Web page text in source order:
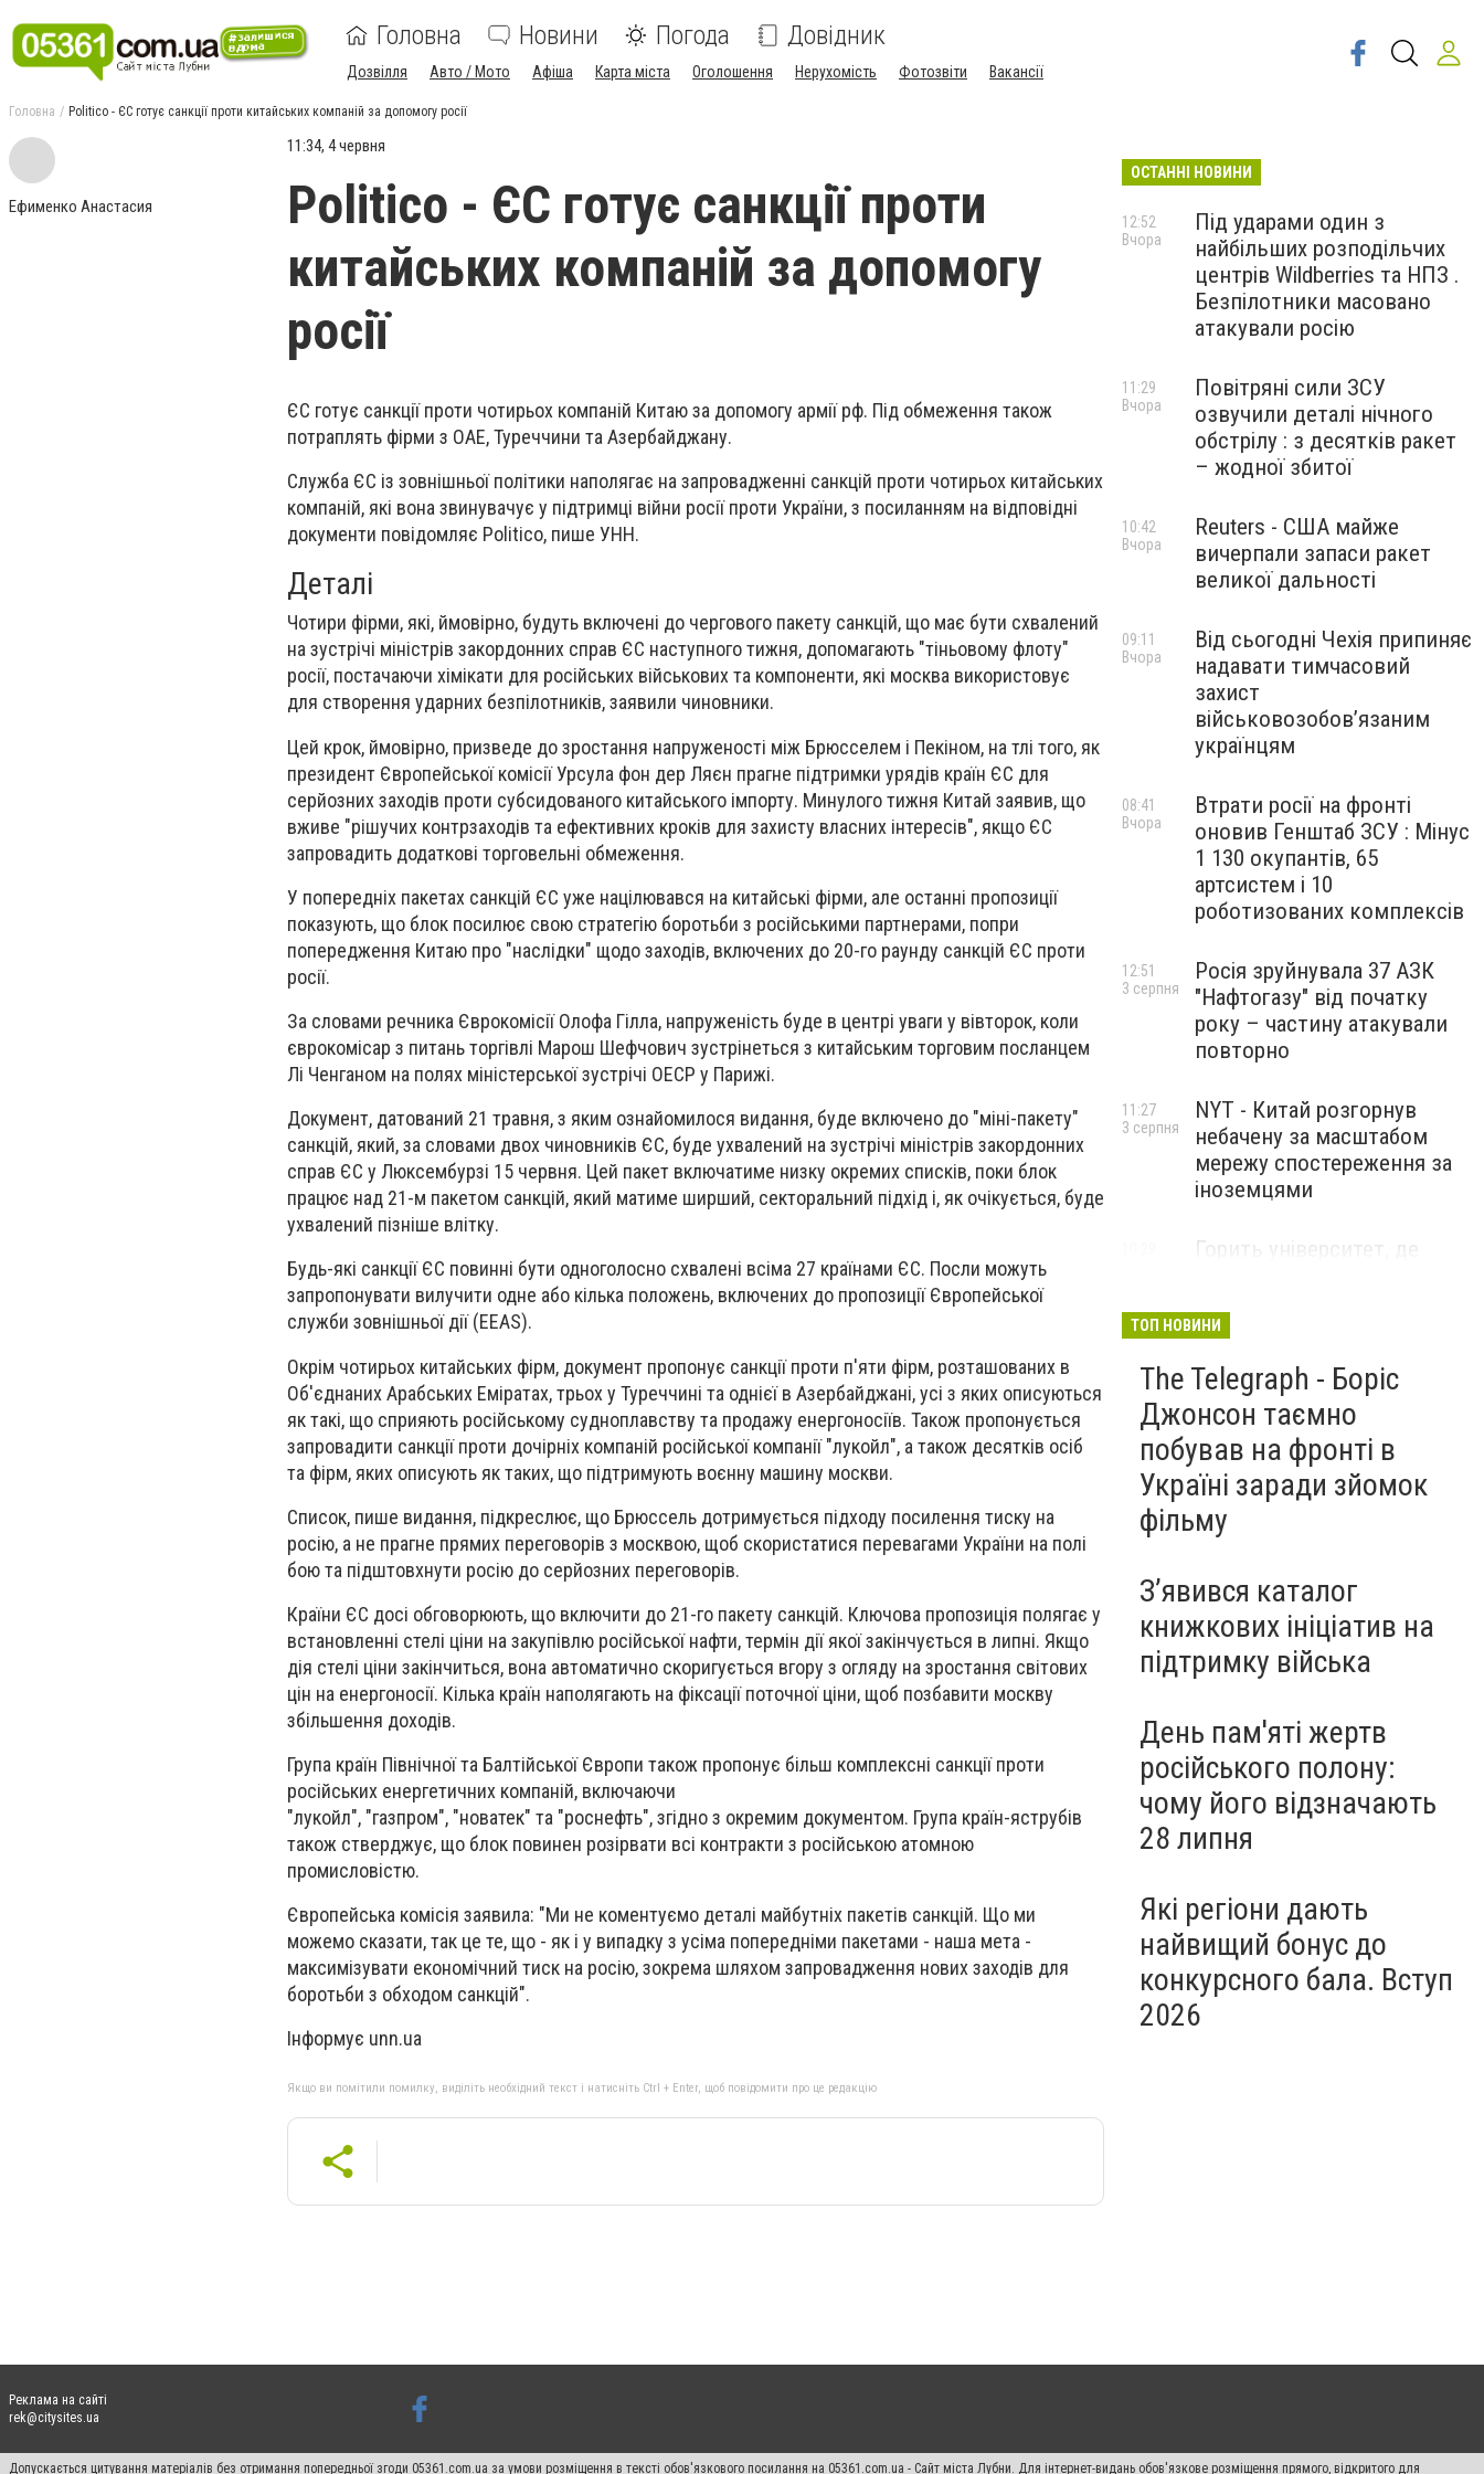
Головна Новини Погода Довідник
Дозвілля Авто / Мото Афіша Карта міста Оголошення Нерухомість Фотозвіти Вакансії
Головна Politico - ЄС готує санкції проти китайських компаній за допомогу росії
Ефименко Анастасия
11:34, 4 червня
Politico - ЄС готує санкції проти
китайських компаній за допомогу
росії
ЄС готує санкції проти чотирьох компаній Китаю за допомогу армії рф. Під обмеження також
потраплять фірми з ОАЕ, Туреччини та Азербайджану.
Служба ЄС із зовнішньої політики наполягає на запровадженні санкцій проти чотирьох китайських
компаній, які вона звинувачує у підтримці війни росії проти України, з посиланням на відповідні
документи повідомляє Politico, пише УНН.
Деталі
Чотири фірми, які, ймовірно, будуть включені до чергового пакету санкцій, що має бути схвалений
на зустрічі міністрів закордонних справ ЄС наступного тижня, допомагають "тіньовому флоту"
росії, постачаючи хімікати для російських військових та компоненти, які москва використовує
для створення ударних безпілотників, заявили чиновники.
Цей крок, ймовірно, призведе до зростання напруженості між Брюсселем і Пекіном, на тлі того, як
президент Європейської комісії Урсула фон дер Ляєн прагне підтримки урядів країн ЄС для
серйозних заходів проти субсидованого китайського імпорту. Минулого тижня Китай заявив, що
вживе "рішучих контрзаходів та ефективних кроків для захисту власних інтересів", якщо ЄС
запровадить додаткові торговельні обмеження.
У попередніх пакетах санкцій ЄС уже націлювався на китайські фірми, але останні пропозиції
показують, що блок посилює свою стратегію боротьби з російськими партнерами, попри
попередження Китаю про "наслідки" щодо заходів, включених до 20-го раунду санкцій ЄС проти
росії.
За словами речника Єврокомісії Олофа Гілла, напруженість буде в центрі уваги у вівторок, коли
єврокомісар з питань торгівлі Марош Шефчович зустрінеться з китайським торговим посланцем
Лі Ченганом на полях міністерської зустрічі ОЕСР у Парижі.
Документ, датований 21 травня, з яким ознайомилося видання, буде включено до "міні-пакету"
санкцій, який, за словами двох чиновників ЄС, буде ухвалений на зустрічі міністрів закордонних
справ ЄС у Люксембурзі 15 червня. Цей пакет включатиме низку окремих списків, поки блок
працює над 21-м пакетом санкцій, який матиме ширший, секторальний підхід і, як очікується, буде
ухвалений пізніше влітку.
Будь-які санкції ЄС повинні бути одноголосно схвалені всіма 27 країнами ЄС. Посли можуть
запропонувати вилучити одне або кілька положень, включених до пропозиції Європейської
служби зовнішньої дії (EEAS).
Окрім чотирьох китайських фірм, документ пропонує санкції проти п'яти фірм, розташованих в
Об'єднаних Арабських Еміратах, трьох у Туреччині та однієї в Азербайджані, усі з яких описуються
як такі, що сприяють російському судноплавству та продажу енергоносіїв. Також пропонується
запровадити санкції проти дочірніх компаній російської компанії "лукойл", а також десятків осіб
та фірм, яких описують як таких, що підтримують воєнну машину москви.
Список, пише видання, підкреслює, що Брюссель дотримується підходу посилення тиску на
росію, а не прагне прямих переговорів з москвою, щоб скористатися перевагами України на полі
бою та підштовхнути росію до серйозних переговорів.
Країни ЄС досі обговорюють, що включити до 21-го пакету санкцій. Ключова пропозиція полягає у
встановленні стелі ціни на закупівлю російської нафти, термін дії якої закінчується в липні. Якщо
дія стелі ціни закінчиться, вона автоматично скоригується вгору з огляду на зростання світових
цін на енергоносії. Кілька країн наполягають на фіксації поточної ціни, щоб позбавити москву
збільшення доходів.
Група країн Північної та Балтійської Європи також пропонує більш комплексні санкції проти
російських енергетичних компаній, включаючи
"лукойл", "газпром", "новатек" та "роснефть", згідно з окремим документом. Група країн-яструбів
також стверджує, що блок повинен розірвати всі контракти з російською атомною
промисловістю.
Європейська комісія заявила: "Ми не коментуємо деталі майбутніх пакетів санкцій. Що ми
можемо сказати, так це те, що - як і у випадку з усіма попередніми пакетами - наша мета -
максимізувати економічний тиск на росію, зокрема шляхом запровадження нових заходів для
боротьби з обходом санкцій".
Інформує unn.ua
Якщо ви помітили помилку, виділіть необхідний текст і натисніть Ctrl + Enter, щоб повідомити про це редакцію
ОСТАННІ НОВИНИ
Під ударами один з
найбільших розподільчих
центрів Wildberries та НПЗ .
Безпілотники масовано
атакували росію
12:52
Вчора
Повітряні сили ЗСУ
озвучили деталі нічного
обстрілу : з десятків ракет
– жодної збитої
11:29
Вчора
Reuters - США майже
вичерпали запаси ракет
великої дальності
10:42
Вчора
Від сьогодні Чехія припиняє
надавати тимчасовий
захист
військовозобов’язаним
українцям
09:11
Вчора
Втрати росії на фронті
оновив Генштаб ЗСУ : Мінус
1 130 окупантів, 65
артсистем і 10
роботизованих комплексів
08:41
Вчора
Росія зруйнувала 37 АЗК
"Нафтогазу" від початку
року – частину атакували
повторно
12:51
3 серпня
NYT - Китай розгорнув
небачену за масштабом
мережу спостереження за
іноземцями
11:27
3 серпня
Горить університет, де
ТОП НОВИНИ
The Telegraph - Боріс
Джонсон таємно
побував на фронті в
Україні заради зйомок
фільму
З’явився каталог
книжкових ініціатив на
підтримку війська
День пам'яті жертв
російського полону:
чому його відзначають
28 липня
Які регіони дають
найвищий бонус до
конкурсного бала. Вступ
2026
Реклама на сайті
rek@citysites.ua
Допускається цитування матеріалів без отримання попередньої згоди 05361.com.ua за умови розміщення в тексті обов'язкового посилання на 05361.com.ua - Сайт міста Лубни. Для інтернет-видань обов'язкове розміщення прямого, відкритого для